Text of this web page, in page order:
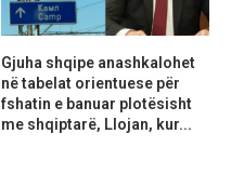
Gjuha shqipe anashkalohet
në tabelat orientuese për
fshatin e banuar plotësisht
me shqiptarë, Llojan, kur...